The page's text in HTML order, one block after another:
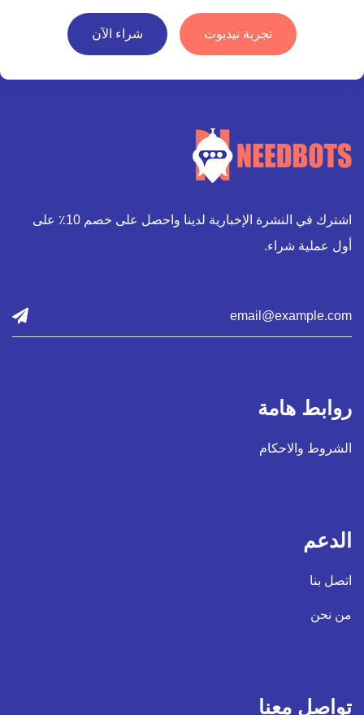
تجربة نيدبوت شراء الآن
اشترك في النشرة الإخبارية لدينا واحصل على خصم 10٪ على
أول عملية شراء.
روابط هامة
الشروط والاحكام
الدعم
اتصل بنا
من نحن
تواصل معنا